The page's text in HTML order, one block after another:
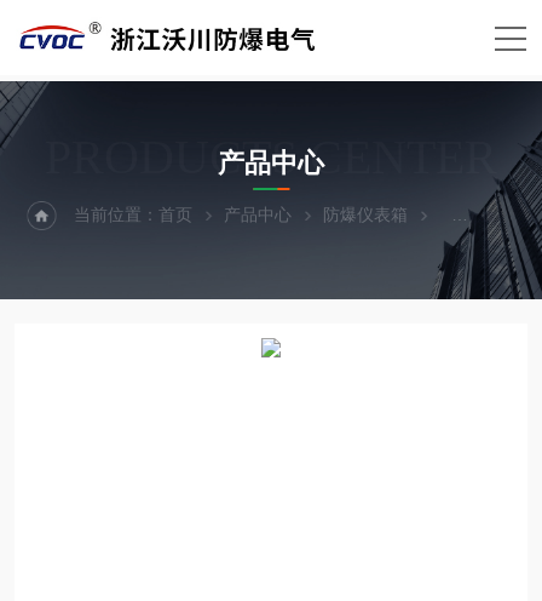
PRODUCTS CENTER
产品中心
当前位置：首页 产品中心 防爆仪表箱 防爆仪表观